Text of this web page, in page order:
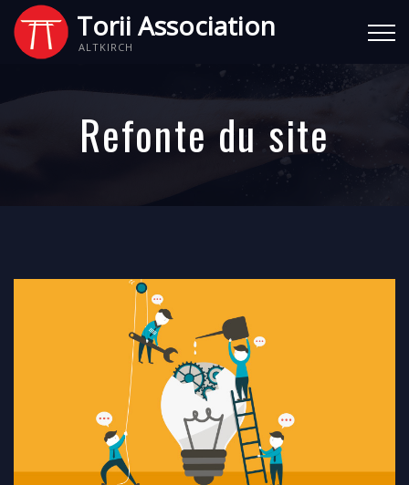
Torii Association
ALTKIRCH
Refonte du site